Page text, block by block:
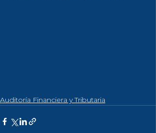
Auditoría Financiera y Tributaria